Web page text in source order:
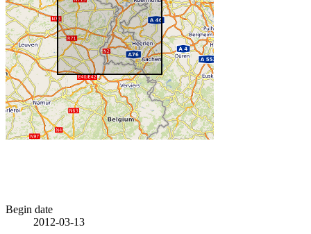
Begin date
2012-03-13